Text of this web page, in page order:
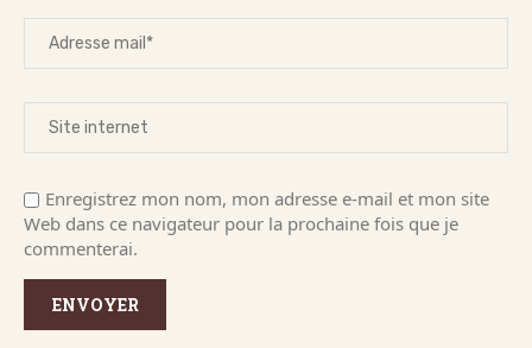
Enregistrez mon nom, mon adresse e-mail et mon site
Web dans ce navigateur pour la prochaine fois que je
commenterai.